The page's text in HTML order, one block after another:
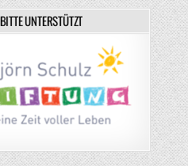
BITTE UNTERSTÜTZT